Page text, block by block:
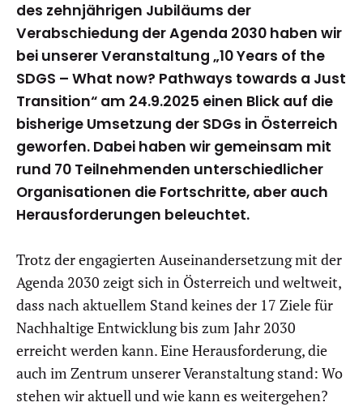
des zehnjährigen Jubiläums der
Verabschiedung der Agenda 2030 haben wir
bei unserer Veranstaltung „10 Years of the
SDGS – What now? Pathways towards a Just
Transition“ am 24.9.2025 einen Blick auf die
bisherige Umsetzung der SDGs in Österreich
geworfen. Dabei haben wir gemeinsam mit
rund 70 Teilnehmenden unterschiedlicher
Organisationen die Fortschritte, aber auch
Herausforderungen beleuchtet.
Trotz der engagierten Auseinandersetzung mit der
Agenda 2030 zeigt sich in Österreich und weltweit,
dass nach aktuellem Stand keines der 17 Ziele für
Nachhaltige Entwicklung bis zum Jahr 2030
erreicht werden kann. Eine Herausforderung, die
auch im Zentrum unserer Veranstaltung stand: Wo
stehen wir aktuell und wie kann es weitergehen?